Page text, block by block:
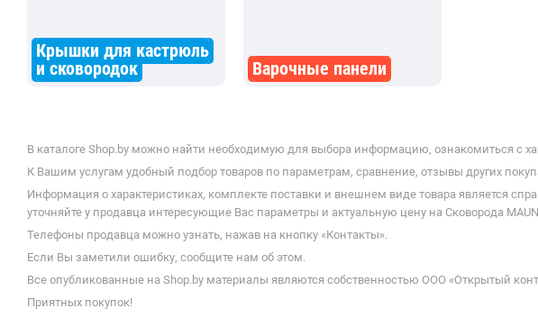
Крышки для кастрюль
и сковородок
Варочные панели
В каталоге Shop.by можно найти необходимую для выбора информацию, ознакомиться с
К Вашим услугам удобный подбор товаров по параметрам, сравнение, отзывы других
Информация о характеристиках, комплекте поставки и внешнем виде товара является
уточняйте у продавца интересующие Вас параметры и актуальную цену на Сковорода
Телефоны продавца можно узнать, нажав на кнопку «Контакты».
Если Вы заметили ошибку, сообщите нам об этом.
Все опубликованные на Shop.by материалы являются собственностью ООО «Открытый
Приятных покупок!